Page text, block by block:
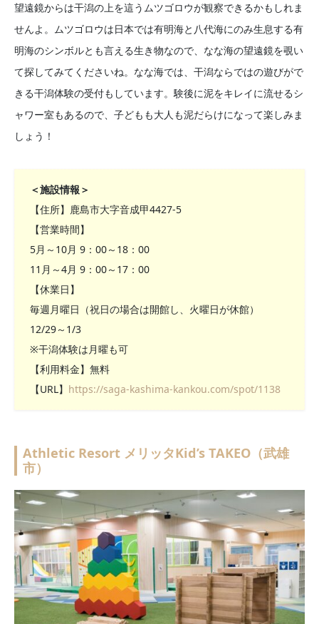
望遠鏡からは干潟の上を這うムツゴロウが観察できるかもしれま
せんよ。ムツゴロウは日本では有明海と八代海にのみ生息する有
明海のシンボルとも言える生き物なので、なな海の望遠鏡を覗い
て探してみてくださいね。なな海では、干潟ならではの遊びがで
きる干潟体験の受付もしています。験後に泥をキレイに流せるシ
ャワー室もあるので、子どもも大人も泥だらけになって楽しみま
しょう！
＜施設情報＞
【住所】鹿島市大字音成甲4427-5
【営業時間】
5月～10月 9：00～18：00
11月～4月 9：00～17：00
【休業日】
毎週月曜日（祝日の場合は開館し、火曜日が休館）
12/29～1/3
※干潟体験は月曜も可
【利用料金】無料
【URL】 https://saga-kashima-kankou.com/spot/1138
Athletic Resort メリッタKid’s TAKEO（武雄
市）